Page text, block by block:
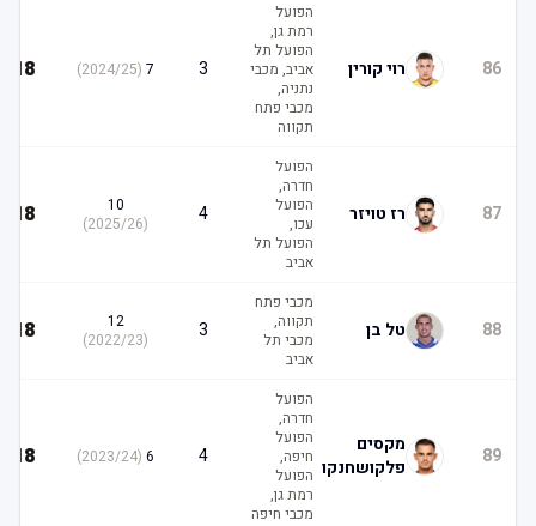
86 רוי קורין
הפועל
רמת גן,
הפועל תל
אביב, מכבי
נתניה,
מכבי פתח
תקווה
2024/25
)
18
87 רז טויזר
הפועל
חדרה,
הפועל
עכו,
הפועל תל
אביב
10
2025/26
)
18
88 טל בן
מכבי פתח
תקווה,
מכבי תל
אביב
12
2022/23
)
18
89
מקסים
פלקושחנקו
הפועל
חדרה,
הפועל
חיפה,
הפועל
רמת גן,
מכבי חיפה
2023/24
)
18